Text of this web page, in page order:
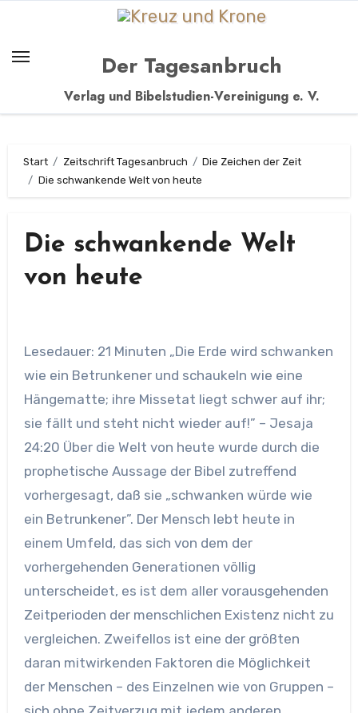
springen
Der Tagesanbruch
Verlag und Bibelstudien-Vereinigung e. V.
Start Zeitschrift Tagesanbruch
Die Zeichen der Zeit
Die schwankende Welt von heute
Die schwankende Welt
von heute
Lesedauer: 21 Minuten „Die Erde wird schwanken
wie ein Betrunkener und schaukeln wie eine
Hängematte; ihre Missetat liegt schwer auf ihr;
sie fällt und steht nicht wieder auf!” – Jesaja
24:20 Über die Welt von heute wurde durch die
prophetische Aussage der Bibel zutreffend
vorhergesagt, daß sie „schwanken würde wie
ein Betrunkener”. Der Mensch lebt heute in
einem Umfeld, das sich von dem der
vorhergehenden Generationen völlig
unterscheidet, es ist dem aller vorausgehenden
Zeitperioden der menschlichen Existenz nicht zu
vergleichen. Zweifellos ist eine der größten
daran mitwirkenden Faktoren die Möglichkeit
der Menschen – des Einzelnen wie von Gruppen –